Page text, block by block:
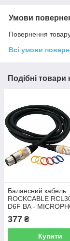
Умови
Повернення
Всі умови
Подібні товари
Балансний кабель
ROCKCABLE
D6F BA -
CABLE - XLR (F) /
JACK (3M)
377 ₴
Купити